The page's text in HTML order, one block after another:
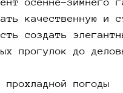
качественную
создать
прогулок до
погоды